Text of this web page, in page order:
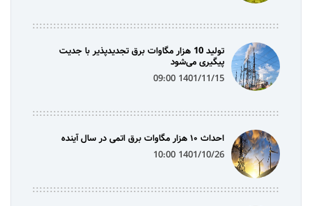
تولید 10 هزار مگاوات برق تجدیدپذیر با جدیت
پیگیری می‌شود
1401/11/15 09:00
احداث ۱۰ هزار مگاوات برق اتمی در سال آینده
1401/10/26 10:00